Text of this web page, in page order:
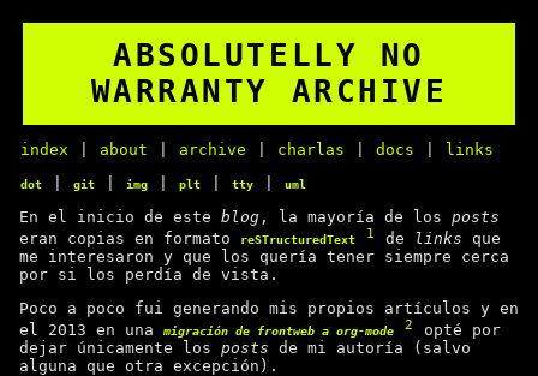
ABSOLUTELLY NO
WARRANTY ARCHIVE
index about archive charlas docs links
dot git img plt tty uml
En el inicio de este blog , la mayoría de los posts
eran copias en formato
reSTructuredText 1 de links que
me interesaron y que los quería tener siempre cerca
por si los perdía de vista.
Poco a poco fui generando mis propios artículos y en
el 2013 en una
migración de frontweb a org-mode 2
opté por
dejar únicamente los posts de mi autoría (salvo
alguna que otra excepción).